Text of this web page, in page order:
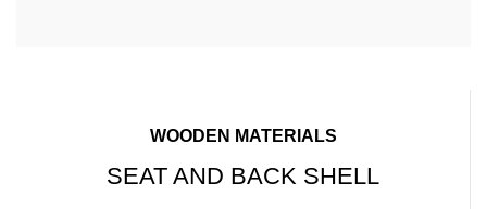
WOODEN MATERIALS
SEAT AND BACK SHELL